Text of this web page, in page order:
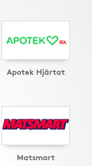
Apotek Hjärtat
Matsmart